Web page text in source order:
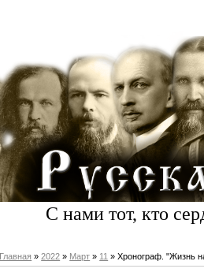
С нами тот, кто
Главная »2022 » Март » 11 » Хронограф. "Жизнь